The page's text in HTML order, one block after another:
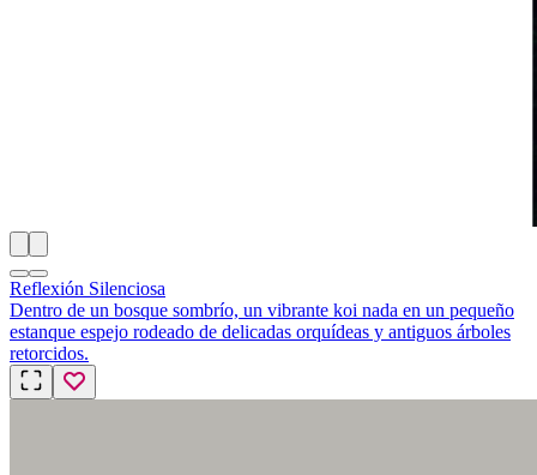
Reflexión Silenciosa
Dentro de un bosque sombrío, un vibrante koi nada en un pequeño
estanque espejo rodeado de delicadas orquídeas y antiguos árboles
retorcidos.